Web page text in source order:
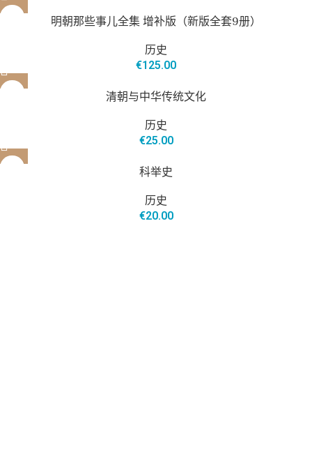
明朝那些事儿全集 增补版（新版全套9册）
历史
€125.00
清朝与中华传统文化
历史
€25.00
科举史
历史
€20.00